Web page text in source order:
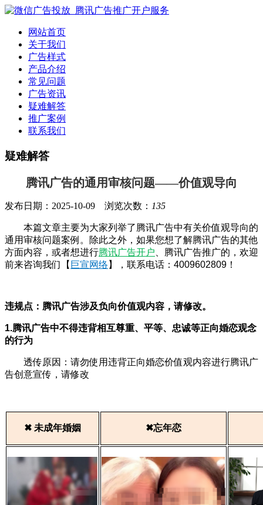
网站首页
关于我们
广告样式
产品介绍
常见问题
广告资讯
疑难解答
推广案例
联系我们
疑难解答
腾讯广告的通用审核问题——价值观导向
发布日期：2025-10-09 浏览次数： 135
本篇文章主要为大家列举了腾讯广告中有关价值观导向的
通用审核问题案例。除此之外，如果您想了解腾讯广告的其他
方面内容，或者想进行腾讯广告开户、腾讯广告推广的，欢迎
前来咨询我们【 巨宣网络】，联系电话：4009602809！
违规点：腾讯广告涉及负向价值观内容，请修改。
1.腾讯广告中不得违背相互尊重、平等、忠诚等正向婚恋观念
的行为
透传原因：请勿使用违背正向婚恋价值观内容进行腾讯广
告创意宣传，请修改
✖ 未成年婚姻 ✖忘年恋